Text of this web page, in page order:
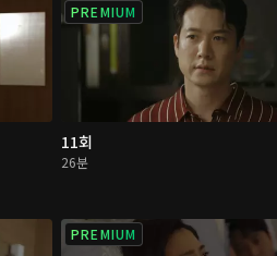
PREMIUM
11회
26분
PREMIUM